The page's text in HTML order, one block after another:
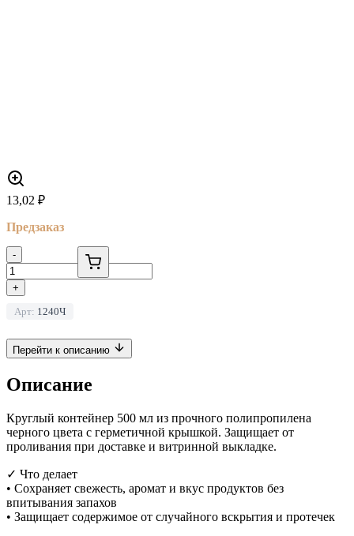
13,02 ₽
Предзаказ
-
+
Арт: 1240Ч
Перейти к описанию
Описание
Круглый контейнер 500 мл из прочного полипропилена
черного цвета с герметичной крышкой. Защищает от
проливания при доставке и витринной выкладке.
✓ Что делает
• Сохраняет свежесть, аромат и вкус продуктов без
впитывания запахов
• Защищает содержимое от случайного вскрытия и протечек